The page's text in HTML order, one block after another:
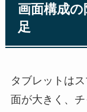
画面構成
足
タブレットは
面が大きく、